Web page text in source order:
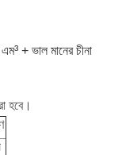
+ ভাল মানের চীনা
হবে।